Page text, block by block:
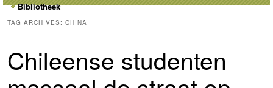
to
primary
content
to
secondary
content
Bibliotheek
TAG ARCHIVES: CHINA
Chileense studenten